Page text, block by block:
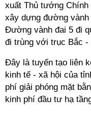
xuất Thủ tướng
xây dựng đường
Đường vành đai 5 đi
đi trùng với trục Bắc -
Đây là tuyến tạo liên
kinh tế - xã hội của
phí giải phóng mặt
kinh phí đầu tư hạ